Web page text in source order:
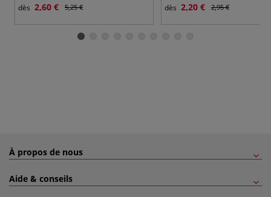
dès 2,60 € 5,25 € dès 2,20 € 2,95 €
À propos de nous
Aide & conseils